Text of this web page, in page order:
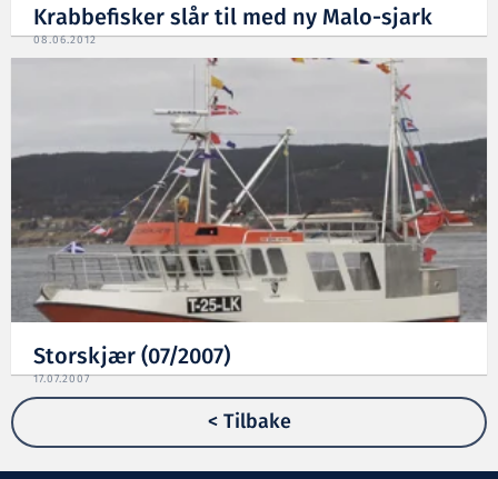
Krabbefisker slår til med ny Malo-sjark
08.06.2012
Storskjær (07/2007)
17.07.2007
< Tilbake